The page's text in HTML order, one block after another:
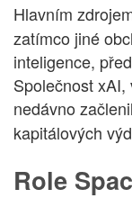
Hlavním
zatímco jiné
inteligence,
Společnost
nedávno
kapitálových
Role